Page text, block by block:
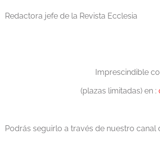
Redactora jefe de la Revista Ecclesia
Imprescindible
(plazas limitadas) en :
Podrás seguirlo a través de nuestro canal